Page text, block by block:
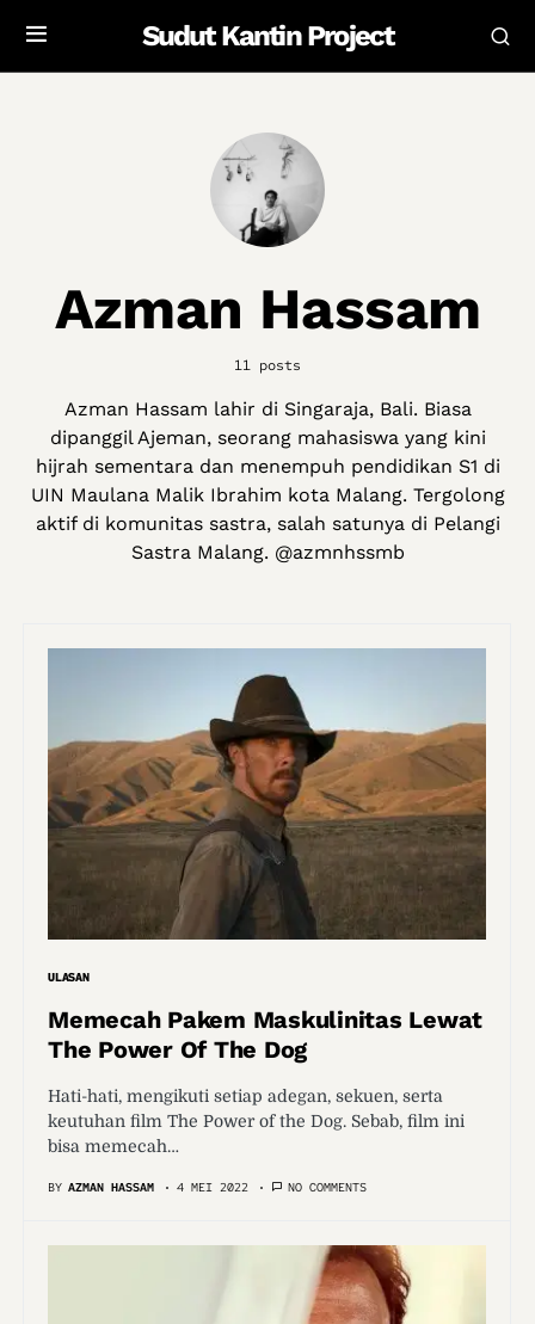
Sudut Kantin Project
Azman Hassam
11 posts
Azman Hassam lahir di Singaraja, Bali. Biasa
dipanggil Ajeman, seorang mahasiswa yang kini
hijrah sementara dan menempuh pendidikan S1 di
UIN Maulana Malik Ibrahim kota Malang. Tergolong
aktif di komunitas sastra, salah satunya di Pelangi
Sastra Malang. @azmnhssmb
ULASAN
Memecah Pakem Maskulinitas Lewat
The Power Of The Dog
Hati-hati, mengikuti setiap adegan, sekuen, serta
keutuhan film The Power of the Dog. Sebab, film ini
bisa memecah…
BY AZMAN HASSAM 4 MEI 2022 NO COMMENTS